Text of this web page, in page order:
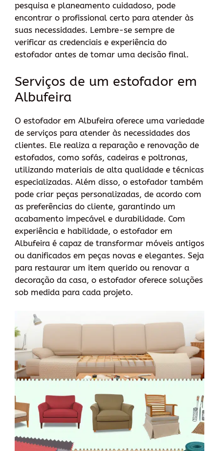
pesquisa e planeamento cuidadoso, pode
encontrar o profissional certo para atender às
suas necessidades. Lembre-se sempre de
verificar as credenciais e experiência do
estofador antes de tomar uma decisão final.
Serviços de um estofador em
Albufeira
O estofador em Albufeira oferece uma variedade
de serviços para atender às necessidades dos
clientes. Ele realiza a reparação e renovação de
estofados, como sofás, cadeiras e poltronas,
utilizando materiais de alta qualidade e técnicas
especializadas. Além disso, o estofador também
pode criar peças personalizadas, de acordo com
as preferências do cliente, garantindo um
acabamento impecável e durabilidade. Com
experiência e habilidade, o estofador em
Albufeira é capaz de transformar móveis antigos
ou danificados em peças novas e elegantes. Seja
para restaurar um item querido ou renovar a
decoração da casa, o estofador oferece soluções
sob medida para cada projeto.